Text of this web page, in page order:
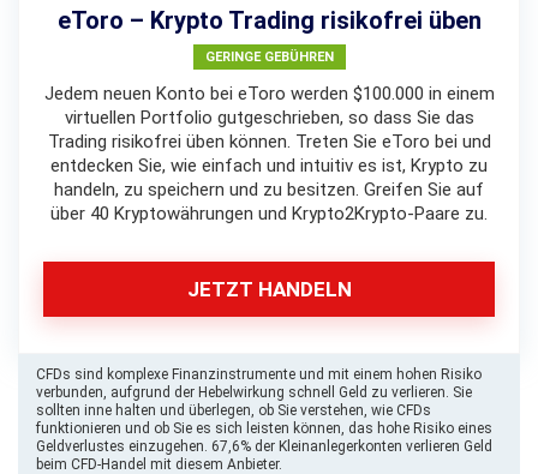
eToro – Krypto Trading risikofrei üben
GERINGE GEBÜHREN
Jedem neuen Konto bei eToro werden $100.000 in einem
virtuellen Portfolio gutgeschrieben, so dass Sie das
Trading risikofrei üben können. Treten Sie eToro bei und
entdecken Sie, wie einfach und intuitiv es ist, Krypto zu
handeln, zu speichern und zu besitzen. Greifen Sie auf
über 40 Kryptowährungen und Krypto2Krypto-Paare zu.
JETZT HANDELN
CFDs sind komplexe Finanzinstrumente und mit einem hohen Risiko
verbunden, aufgrund der Hebelwirkung schnell Geld zu verlieren. Sie
sollten inne halten und überlegen, ob Sie verstehen, wie CFDs
funktionieren und ob Sie es sich leisten können, das hohe Risiko eines
Geldverlustes einzugehen. 67,6% der Kleinanlegerkonten verlieren Geld
beim CFD-Handel mit diesem Anbieter.